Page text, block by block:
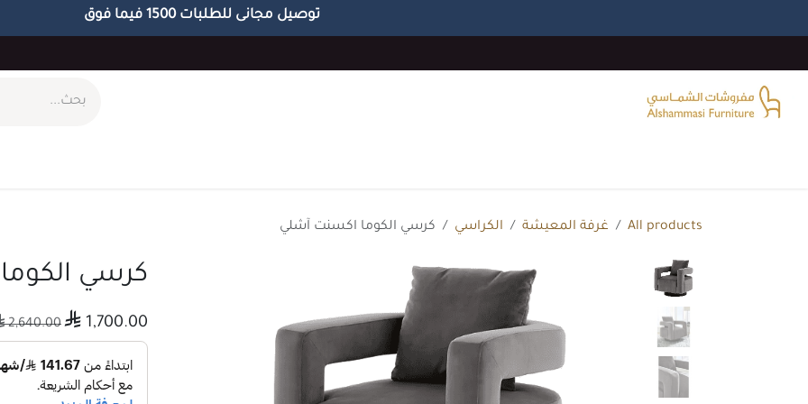
توصيل مجانى للطلبات 1500 فيما فوق
All products غرفة المعيشة الكراسي كرسي الكوما اكسنت آشلي
كرسي
1,700.00
2,640.00
